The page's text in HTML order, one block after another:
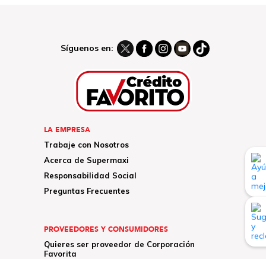
Síguenos en:
LA EMPRESA
Trabaje con Nosotros
Acerca de Supermaxi
Responsabilidad Social
Preguntas Frecuentes
PROVEEDORES Y CONSUMIDORES
Quieres ser proveedor de Corporación
Favorita